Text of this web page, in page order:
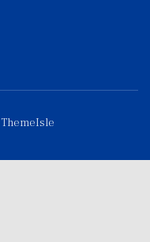
ThemeIsle